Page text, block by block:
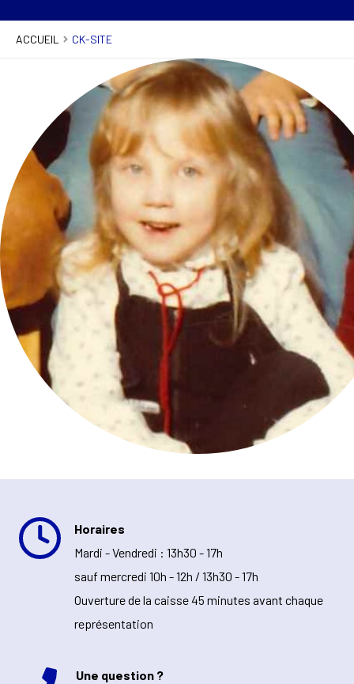
ACCUEIL CK-SITE
Horaires
Mardi - Vendredi : 13h30 - 17h
sauf mercredi 10h - 12h / 13h30 - 17h
Ouverture de la caisse 45 minutes avant chaque
représentation
Une question ?